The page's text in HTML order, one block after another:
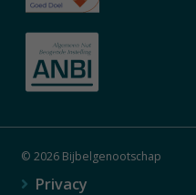
© 2026 Bijbelgenootschap
Privacy